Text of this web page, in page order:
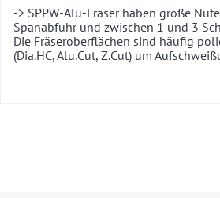
-> SPPW-Alu-Fräser haben große
Spanabfuhr und zwischen 1 und 3
Die Fräseroberflächen sind häufig
(Dia.HC, Alu.Cut, Z.Cut) um